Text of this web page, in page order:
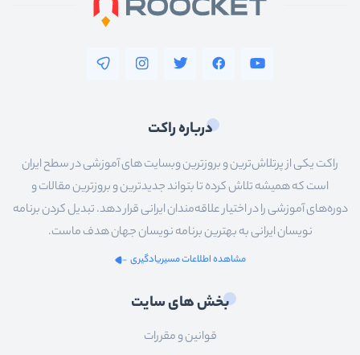
درباره راکت
راکت یکی از پرتلاش‌ترین و بروزترین وبسایت های آموزشی در سطح ایران
است که همیشه تلاش کرده تا بتواند جدیدترین و بروزترین مقالات و
دوره‌های آموزشی را در اختیار علاقه‌مندان ایرانی قرار دهد. تبدیل کردن برنامه
نویسان ایرانی به بهترین برنامه نویسان جهان هدف ماست.
مشاهده اطلاعات مسیریادگیری
بخش های سایت
قوانین و مقررات